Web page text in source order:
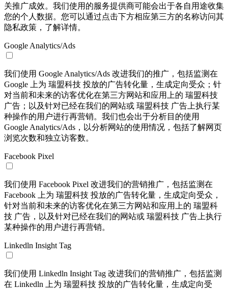
关推广成效。我们使用的服务提供商可能会出于各自用途收集
您的个人数据。您可以通过点击下方相应第三方的名称访问其
隐私政策，了解详情。
Google Analytics/Ads
我们使用 Google Analytics/Ads 改进我们的推广，包括监测在
Google 上为 瑞盟科技 投放的广告转化量，生成定向受众；针
对当前和未来的访客优化在第三方网站和应用上的 瑞盟科技
广告；以及针对已经在我们的网站或 瑞盟科技 广告上执行某
种操作的用户进行再营销。我们也会出于分析目的使用
Google Analytics/Ads，以分析网站的使用情况，包括了解网页
浏览次数和独立访客数。
Facebook Pixel
我们使用 Facebook Pixel 改进我们的营销推广，包括监测在
Facebook 上为 瑞盟科技 投放的广告转化量，生成定向受众，
针对当前和未来的访客优化在第三方网站和应用上的 瑞盟科
技 广告，以及针对已经在我们的网站或 瑞盟科技 广告上执行
某种操作的用户进行再营销。
Linkedln Insight Tag
我们使用 Linkedln Insight Tag 改进我们的营销推广，包括监测
在 Linkedln 上为 瑞盟科技 投放的广告转化量，生成定向受